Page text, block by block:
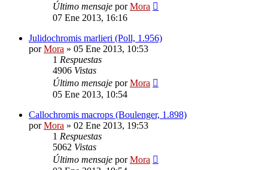
Último mensaje porMora
07 Ene 2013, 16:16
Julidochromis marlieri (Poll, 1.956)
porMora » 05 Ene 2013, 10:53
1 Respuestas
4906 Vistas
Último mensaje porMora
05 Ene 2013, 10:54
Callochromis macrops (Boulenger, 1.898)
porMora » 02 Ene 2013, 19:53
1 Respuestas
5062 Vistas
Último mensaje porMora